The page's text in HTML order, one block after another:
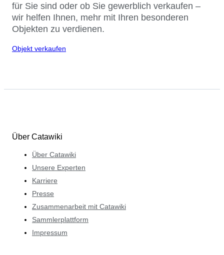
für Sie sind oder ob Sie gewerblich verkaufen –
wir helfen Ihnen, mehr mit Ihren besonderen
Objekten zu verdienen.
Objekt verkaufen
Über Catawiki
Über Catawiki
Unsere Experten
Karriere
Presse
Zusammenarbeit mit Catawiki
Sammlerplattform
Impressum